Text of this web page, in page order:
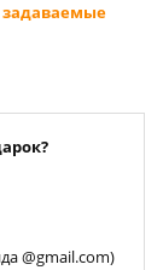
задаваемые
@gmail.com)